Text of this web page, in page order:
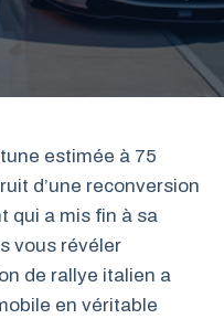
estimée à 75
d’une reconversion
qui a mis fin à sa
vous révéler
de rallye italien a
en véritable